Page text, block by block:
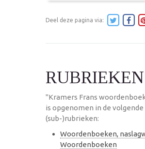
Deel deze pagina via:
RUBRIEKEN
"Kramers Frans
is opgenomen in de volgende
(sub-)rubrieken:
Woordenboeken,
Woordenboeken